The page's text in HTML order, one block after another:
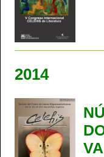
2014